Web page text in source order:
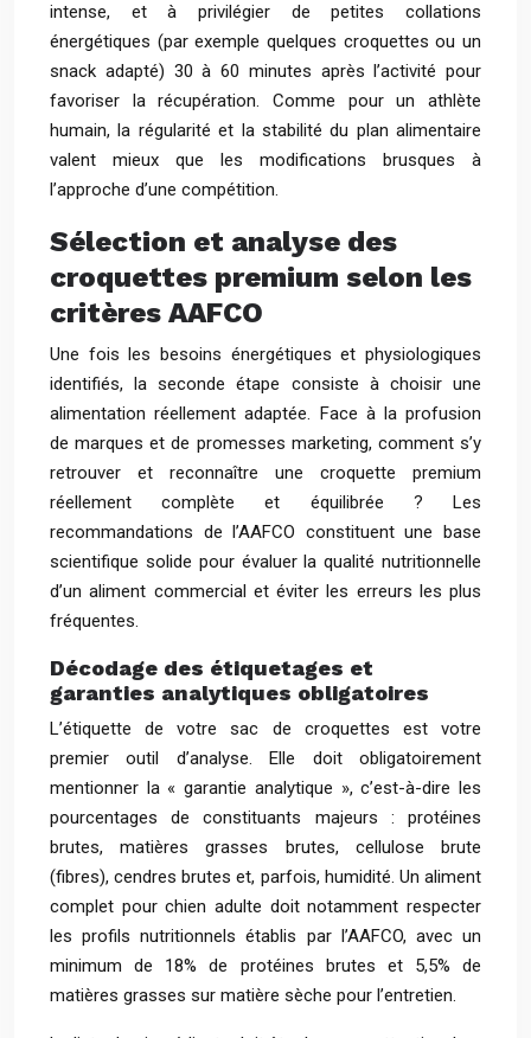
intense, et à privilégier de petites collations
énergétiques (par exemple quelques croquettes ou un
snack adapté) 30 à 60 minutes après l’activité pour
favoriser la récupération. Comme pour un athlète
humain, la régularité et la stabilité du plan alimentaire
valent mieux que les modifications brusques à
l’approche d’une compétition.
Sélection et analyse des
croquettes premium selon les
critères AAFCO
Une fois les besoins énergétiques et physiologiques
identifiés, la seconde étape consiste à choisir une
alimentation réellement adaptée. Face à la profusion
de marques et de promesses marketing, comment s’y
retrouver et reconnaître une croquette premium
réellement complète et équilibrée ? Les
recommandations de l’AAFCO constituent une base
scientifique solide pour évaluer la qualité nutritionnelle
d’un aliment commercial et éviter les erreurs les plus
fréquentes.
Décodage des étiquetages et
garanties analytiques obligatoires
L’étiquette de votre sac de croquettes est votre
premier outil d’analyse. Elle doit obligatoirement
mentionner la « garantie analytique », c’est-à-dire les
pourcentages de constituants majeurs : protéines
brutes, matières grasses brutes, cellulose brute
(fibres), cendres brutes et, parfois, humidité. Un aliment
complet pour chien adulte doit notamment respecter
les profils nutritionnels établis par l’AAFCO, avec un
minimum de 18% de protéines brutes et 5,5% de
matières grasses sur matière sèche pour l’entretien.